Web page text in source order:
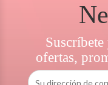
ofertas,